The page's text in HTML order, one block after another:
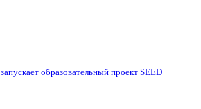
образовательный проект SEED